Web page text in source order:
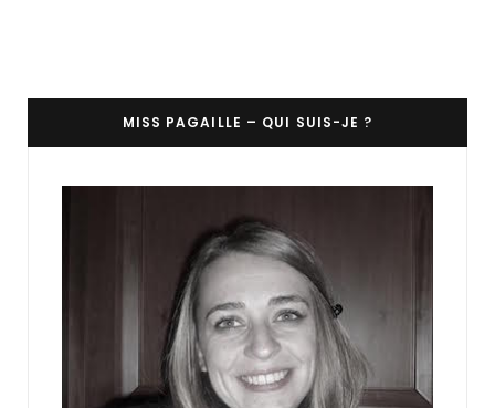
MISS PAGAILLE – QUI SUIS-JE ?